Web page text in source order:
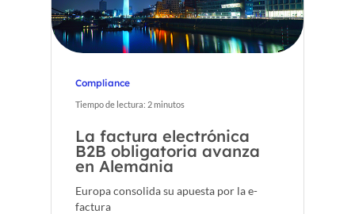
Compliance
Tiempo de lectura: 2minutos
La factura electrónica
B2B obligatoria avanza
en Alemania
Europa consolida su apuesta por la e-
factura
Inicio
Voxel